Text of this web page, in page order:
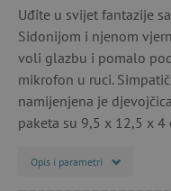
Uđite u svijet fantazije
Sidonijom i njenom
voli glazbu i pomalo
mikrofon u ruci.
namijenjena je
paketa su 9,5 x 12,5 x 4
Opis i parametri